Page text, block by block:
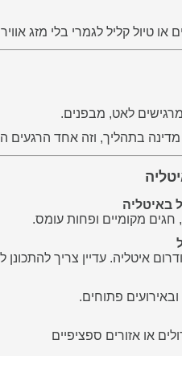
טיול קליל לגמרי בלי מזג
לאט, מבפנים.
בתהליך, וזה אחד הרגעים
באיטליה
מקומיים ופחות עומס.
איטליה. עדיין צריך להתכונן
פתוחים.
או אזורים ספציפיים